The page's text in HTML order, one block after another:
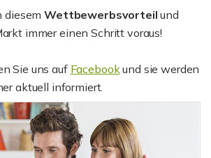
diesemWettbewerbsvorteilund
immer einen Schritt voraus!
Sie uns auf Facebookund sie werden
aktuell informiert.